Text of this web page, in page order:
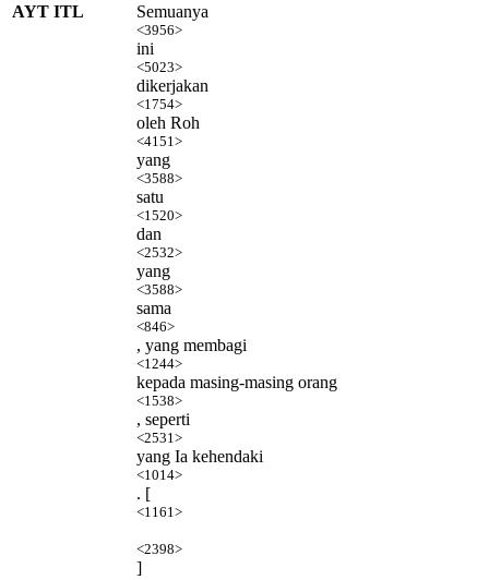
AYT ITL
Semuanya
<3956>
ini
<5023>
dikerjakan
<1754>
oleh Roh
<4151>
yang
<3588>
satu
<1520>
dan
<2532>
yang
<3588>
sama
<846>
, yang membagi
<1244>
kepada masing-masing orang
<1538>
, seperti
<2531>
yang Ia kehendaki
<1014>
. [
<1161>
<2398>
]